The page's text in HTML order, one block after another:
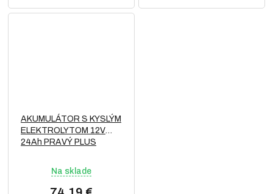
AKUMULÁTOR S KYSLÝM
ELEKTROLYTOM 12V
24Ah PRAVÝ PLUS
Na sklade